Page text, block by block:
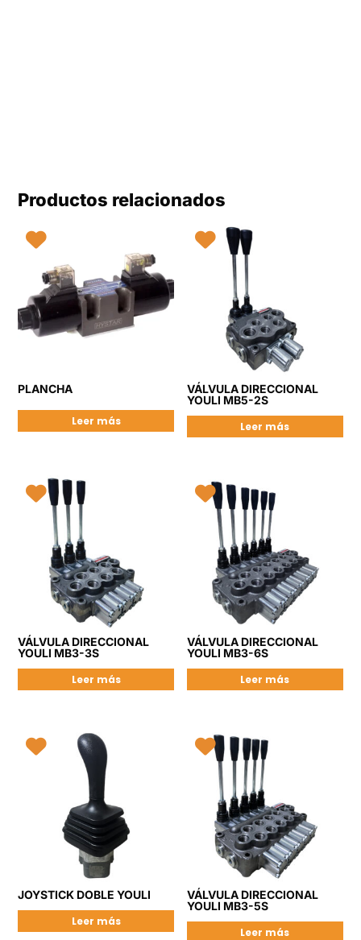
Productos relacionados
PLANCHA
Leer más
VÁLVULA DIRECCIONAL
YOULI MB5-2S
Leer más
VÁLVULA DIRECCIONAL
YOULI MB3-3S
Leer más
VÁLVULA DIRECCIONAL
YOULI MB3-6S
Leer más
JOYSTICK DOBLE YOULI
Leer más
VÁLVULA DIRECCIONAL
YOULI MB3-5S
Leer más